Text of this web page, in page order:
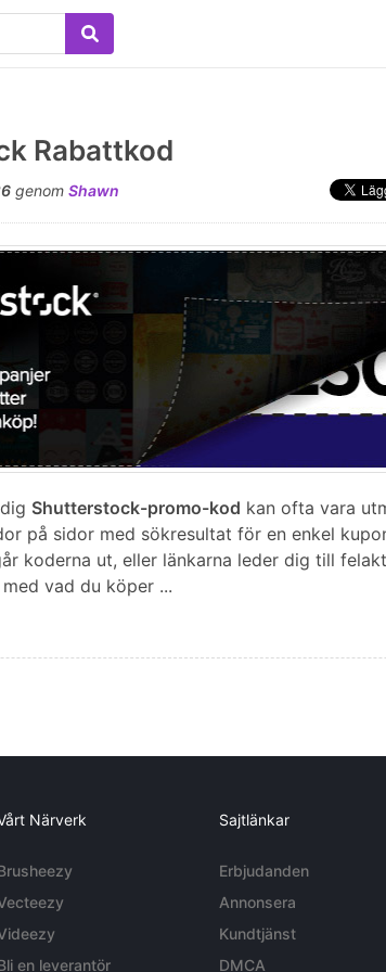
Rabattkod
genom Shawn
Shutterstock-promo-kod kan ofta vara
på sidor med sökresultat för en enkel
koderna ut, eller länkarna leder dig till
vad du köper ...
Närverk
en leverantör
Sajtlänkar
Erbjudanden
Annonsera
Kundtjänst
DMCA